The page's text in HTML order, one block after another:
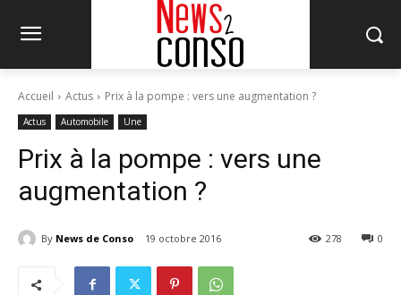
Accueil Actus Prix à la pompe : vers une augmentation ?
Actus Automobile Une
Prix à la pompe : vers une
augmentation ?
By News de Conso 19 octobre 2016 0
278